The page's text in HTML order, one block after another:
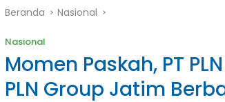
Beranda Nasional
Nasional
Momen Paskah, PT
PLN Group Jatim